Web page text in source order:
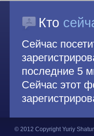
Кто
Сейчас
последние 5
Сейчас этот
© 2012 Copyright Yuriy